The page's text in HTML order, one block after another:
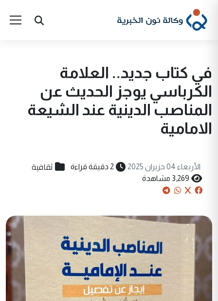
في كتاب جديد.. العلامة
الكرباسي يوجز الحديث عن
المناصب الدينية عند الشيعة
الامامية
الأربعاء 04 حزيران 2025 2 دقيقة قراءة ثقافية
3,269 مشاهدة